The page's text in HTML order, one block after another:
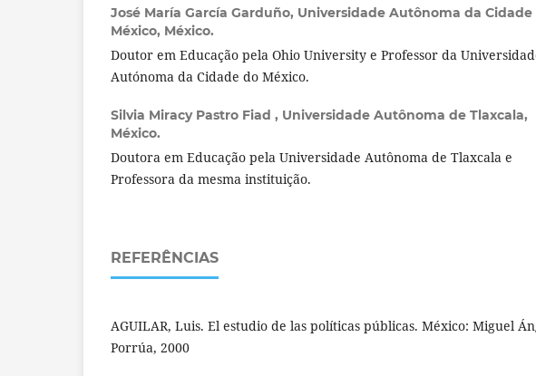
José María García Garduño, Universidade Autônoma da Cidade
México, México.
Doutor em Educação pela Ohio University e Professor da
Autónoma da Cidade do México.
Silvia Miracy Pastro Fiad , Universidade Autônoma de Tlaxcala,
México.
Doutora em Educação pela Universidade Autônoma de Tlaxcala e
Professora da mesma instituição.
REFERÊNCIAS
AGUILAR, Luis. El estudio de las políticas públicas. México: Miguel
Porrúa, 2000